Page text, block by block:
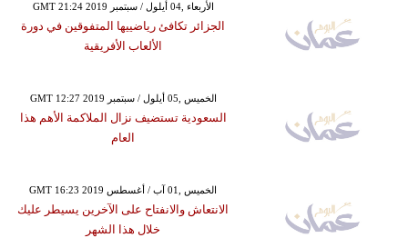
GMT 21:24 2019 الأربعاء ,04 أيلول / سبتمبر
الجزائر تكافئ رياضييها المتفوقين في دورة
الألعاب الأفريقية
GMT 12:27 2019 الخميس ,05 أيلول / سبتمبر
السعودية تستضيف نزال الملاكمة الأهم هذا
العام
GMT 16:23 2019 الخميس ,01 آب / أغسطس
الانتعاش والانفتاح على الآخرين يسيطر عليك
خلال هذا الشهر